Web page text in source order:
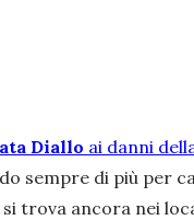
Diallo ai danni
sempre di più per
trova ancora nei